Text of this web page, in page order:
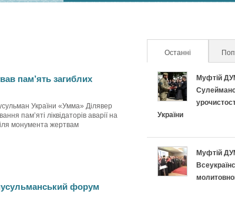
пам’ять загиблих
України «Умма» Ділявер
пам’яті ліквідаторів аварії на
монумента жертвам
форум
Останні (активна
Муфтій
України
Муфтій